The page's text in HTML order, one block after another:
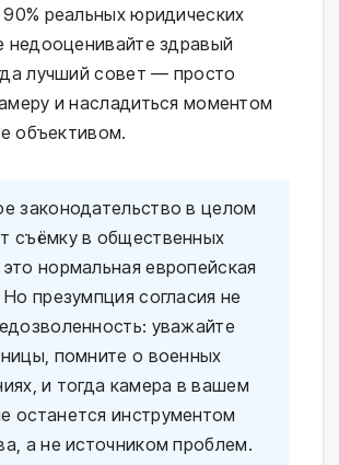
реальных юридических
недооценивайте здравый
лучший совет — просто
и насладиться моментом
объективом.
законодательство в целом
съёмку в общественных
нормальная европейская
презумпция согласия не
уважайте
помните о военных
и тогда камера в вашем
останется инструментом
а не источником проблем.